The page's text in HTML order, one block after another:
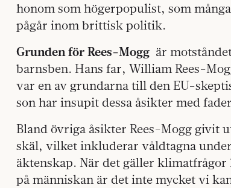
honom som högerpopulist, som
pågår inom brittisk politik.
Grunden för Rees-Mogg är
barnsben. Hans far, William Rees-
var en av grundarna till den EU-
son har insupit dessa åsikter med
Bland övriga åsikter Rees-Mogg givit
skäl, vilket inkluderar våldtagna
äktenskap. När det gäller
på människan är det inte mycket vi